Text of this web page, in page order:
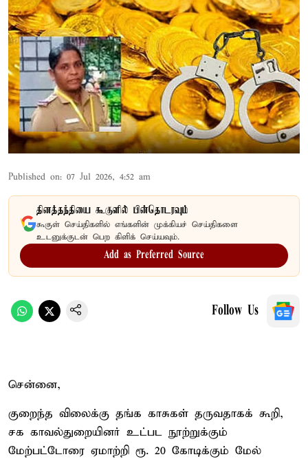
Published on: 07 Jul 2026, 4:52 am
தினத்தந்தியை கூகுளில் பின்தொடரவும்
கூகுள் செய்திகளில் எங்களின் முக்கியச் செய்திகளை
உடனுக்குடன் பெற கிளிக் செய்யவும்.
Add as Preferred Source
Follow Us
சென்னை,
குறைந்த விலைக்கு தங்க காசுகள் தருவதாகக் கூறி,
சக காவல்துறையினர் உட்பட நூற்றுக்கும்
மேற்பட்டோரை ஏமாற்றி ரூ. 20 கோடிக்கும் மேல்